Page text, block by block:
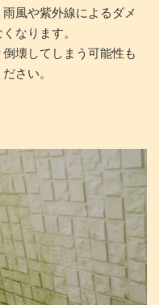
風や紫外線によるダメ
なります。
壊してしまう可能性も
さい。